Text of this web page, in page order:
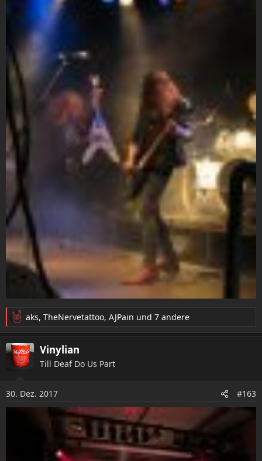
R
e
a
k
t
o
n
e
aks, TheNervetattoo, AJPain und 7 andere
Vinylian
Till Deaf Do Us Part
30. Dez. 2017 #163